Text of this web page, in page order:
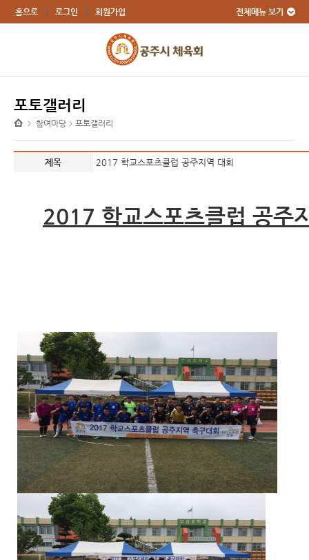
홈으로 로그인 회원가입 전체메뉴 보기
포토갤러리
> 참여마당 > 포토갤러리
제목 2017 학교스포츠클럽 공주지역 대회
2017 학교스포츠클럽 공주